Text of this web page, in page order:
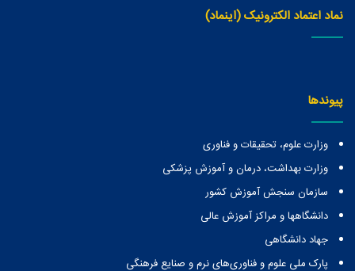
نماد اعتماد الکترونیک (اینماد)
پیوندها
وزارت علوم، تحقیقات و فناوری
وزارت بهداشت، درمان و آموزش پزشکی
سازمان سنجش آموزش کشور
دانشگاهها و مراكز آموزش عالی
جهاد دانشگاهی
پارک ملی علوم و فناوری‌های نرم و صنایع فرهنگی